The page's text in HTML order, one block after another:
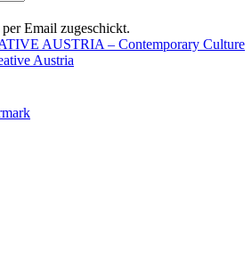
Email zugeschickt.
AUSTRIA – Contemporary Culture